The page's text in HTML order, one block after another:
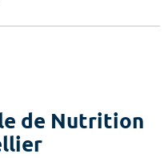
de Nutrition